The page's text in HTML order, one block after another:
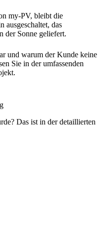
my-PV, bleibt die
ausgeschaltet, das
der Sonne geliefert.
und warum der Kunde keine
Sie in der umfassenden
Das ist in der detaillierten